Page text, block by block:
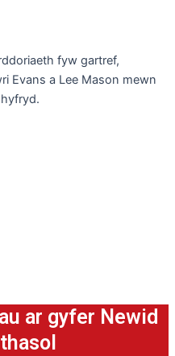
fyw gartref,
Evans a Lee Mason mewn
ar gyfer Newid